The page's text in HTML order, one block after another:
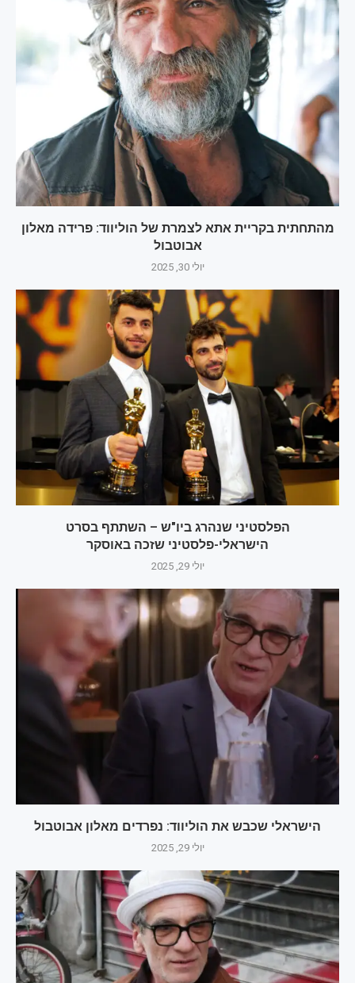
מהתחתית בקריית אתא לצמרת של הוליווד: פרידה מאלון
אבוטבול
יולי 30, 2025
הפלסטיני שנהרג ביו"ש – השתתף בסרט
הישראלי-פלסטיני שזכה באוסקר
יולי 29, 2025
הישראלי שכבש את הוליווד: נפרדים מאלון אבוטבול
יולי 29, 2025